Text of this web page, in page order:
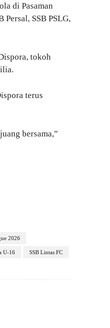
di Pasaman
Persal, SSB PSLG,
tokoh
terus
bersama,”
2026
U-16 SSB Lintas FC